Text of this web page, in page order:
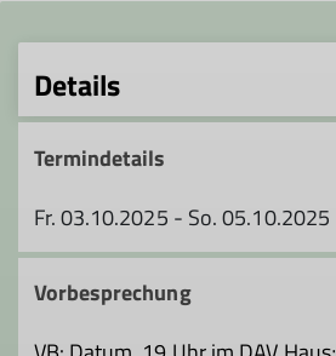
Details
Termindetails
Fr. 03.10.2025 - So. 05.10.2025
Vorbesprechung